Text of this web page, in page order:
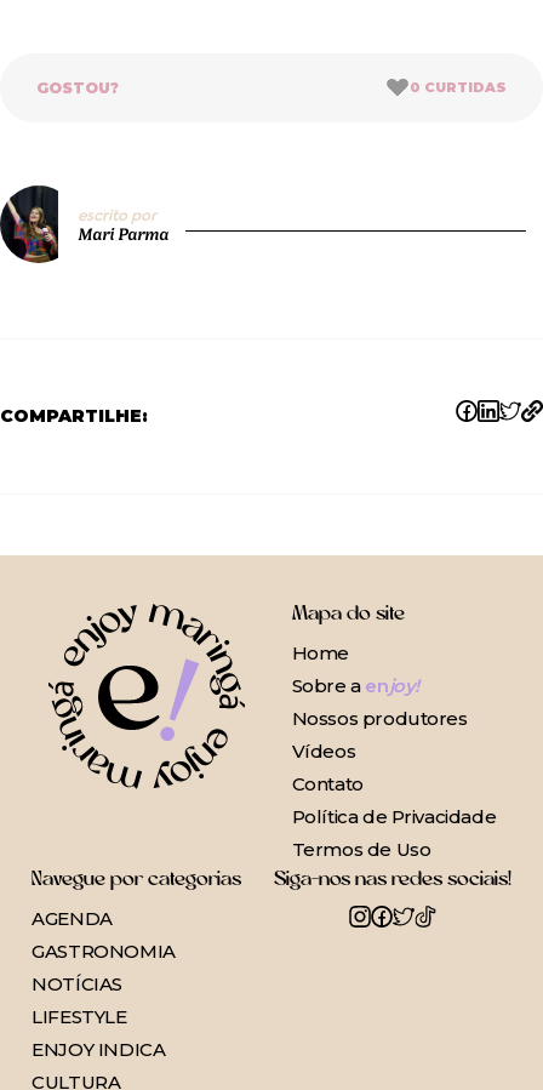
GOSTOU? 0 CURTIDAS
escrito por
Mari Parma
COMPARTILHE:
Mapa do site
Home
Sobre a enjoy!
Nossos produtores
Vídeos
Contato
Política de Privacidade
Termos de Uso
Navegue por categorias
AGENDA
GASTRONOMIA
NOTÍCIAS
LIFESTYLE
ENJOY INDICA
CULTURA
Siga-nos nas redes sociais!